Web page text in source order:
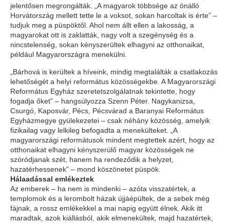
jelentősen megrongálták. „A magyarok többsége az önálló
Horvátország mellett tette le a voksot, sokan harcoltak is érte” –
tudjuk meg a püspöktől. Ahol nem állt ellen a lakosság, a
magyarokat ott is zaklatták, nagy volt a szegénység és a
nincstelenség, sokan kényszerültek elhagyni az otthonaikat,
például Magyarországra menekülni.
„Bárhová is kerültek a híveink, mindig megtalálták a csatlakozás
lehetőségét a helyi református közösségekbe. A Magyarországi
Református Egyház szeretetszolgálatnak tekintette, hogy
fogadja őket” – hangsúlyozza Szenn Péter. Nagykanizsa,
Csurgó, Kaposvár, Pécs, Pécsvárad a Baranyai Református
Egyházmegye gyülekezetei – csak néhány közösség, amelyik
fizikailag vagy lelkileg befogadta a menekülteket. „A
magyarországi reformátusok mindent megtettek azért, hogy az
otthonaikat elhagyni kényszerülő magyar közösségek ne
szóródjanak szét, hanem ha rendeződik a helyzet,
hazatérhessenek” – mond köszönetet püspök.
Hálaadással emlékeztek
Az emberek – ha nem is mindenki – azóta visszatértek, a
templomok és a lerombolt házak újjáépültek, de a sebek még
fájnak, a rossz emlékekkel a mai napig együtt élnek. Akik itt
maradtak, azok kiállásból, akik elmenekültek, majd hazatértek,